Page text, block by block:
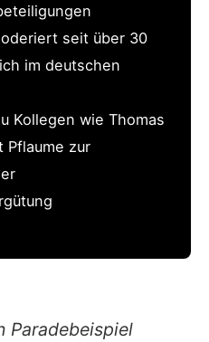
seit über 30
im deutschen
Kollegen wie Thomas
Pflaume zur
Paradebeispiel